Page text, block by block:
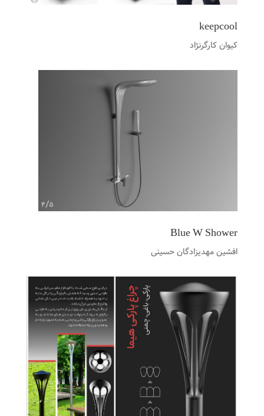
keepcool
کیوان کارگرنژاد
Blue W Shower
افشین مهدیزادگان حسینی